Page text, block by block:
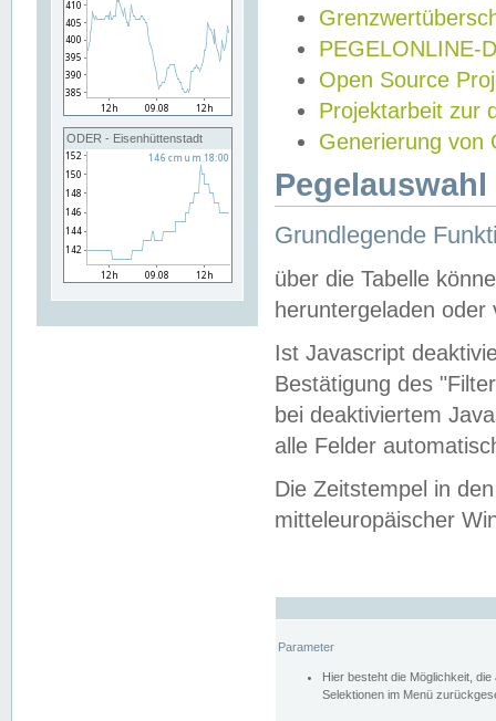
ODER - Eisenhüttenstadt
PEGELONLINE-
Open Source
Projektarbeit zur
Generierung von
Grundlegende
über die Tabelle
heruntergeladen oder
Ist Javascript
Bestätigung des
bei deaktiviertem
alle Felder
Die Zeitstempel in
mitteleuropäischer
Parameter
Hier besteht die Möglichkeit,
Selektionen im Menü